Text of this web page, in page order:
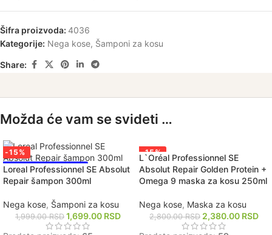
Šifra proizvoda: 4036
Kategorije: Nega kose, Šamponi za kosu
Share:
Možda će vam se svideti …
-15%
NAJPRODAVANIJE!
Loreal Professionnel SE Absolut
Repair šampon 300ml
Nega kose, Šamponi za kosu
1,999.00RSD 1,699.00 RSD
-15%
NAJPRODAVANIJE!
L`Oréal Professionnel SE
Absolut Repair Golden Protein +
Omega 9 maska za kosu 250ml
Nega kose, Maska za kosu
2,800.00RSD 2,380.00 RSD